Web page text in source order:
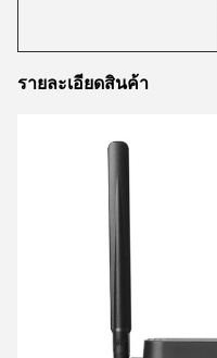
รายละเอียดสินค้า